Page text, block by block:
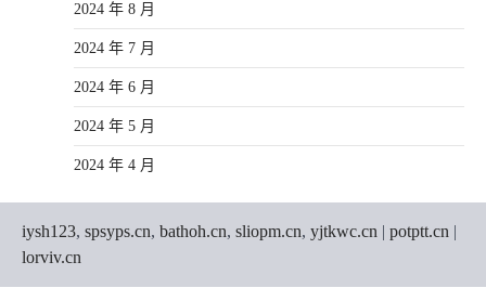
2024 年 8 月
2024 年 7 月
2024 年 6 月
2024 年 5 月
2024 年 4 月
iysh123, spsyps.cn, bathoh.cn, sliopm.cn, yjtkwc.cn | potptt.cn |
lorviv.cn